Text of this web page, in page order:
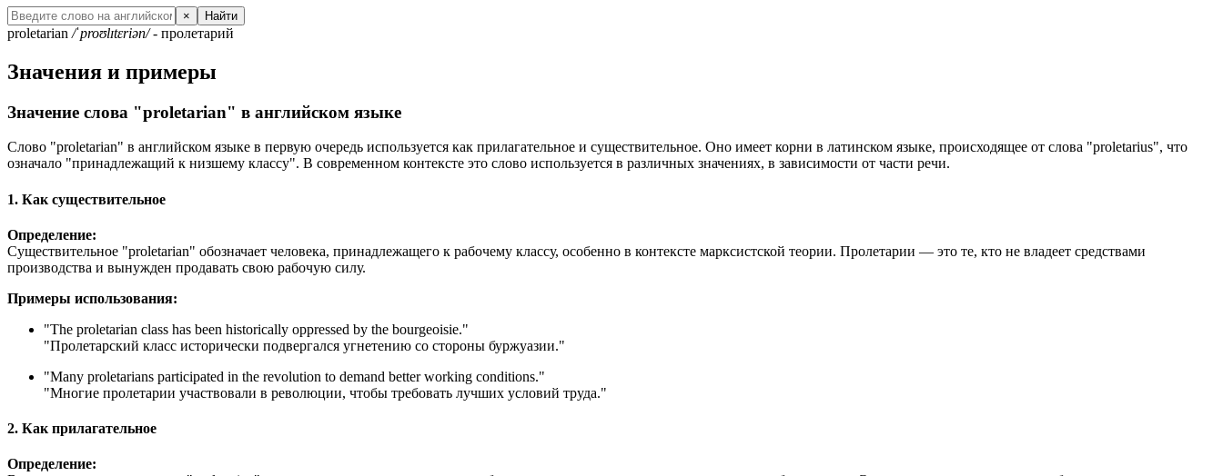
× Найти
proletarian /ˈproʊlɪtɛriən/- пролетарий
Значения и примеры
Значение слова "proletarian" в английском языке
Слово "proletarian" в английском языке в первую очередь используется как прилагательное и существительное. Оно имеет корни в латинском языке, происходящее от слова "proletarius", что
означало "принадлежащий к низшему классу". В современном контексте это слово используется в различных значениях, в зависимости от части речи.
1. Как существительное
Определение:
Существительное "proletarian" обозначает человека, принадлежащего к рабочему классу, особенно в контексте марксистской теории. Пролетарии — это те, кто не владеет средствами
производства и вынужден продавать свою рабочую силу.
Примеры использования:
"The proletarian class has been historically oppressed by the bourgeoisie."
"Пролетарский класс исторически подвергался угнетению со стороны буржуазии."
"Many proletarians participated in the revolution to demand better working conditions."
"Многие пролетарии участвовали в революции, чтобы требовать лучших условий труда."
2. Как прилагательное
Определение: